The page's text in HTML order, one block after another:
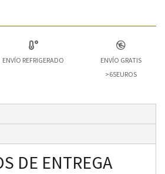
ENVÍO REFRIGERADO
ENVÍO GRATIS
>65EUROS
DE ENTREGA